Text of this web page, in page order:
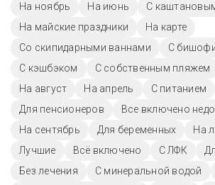
На ноябрь
На июнь
С
На майские праздники
На карте
Со скипидарными ваннами
С
С кэшбэком
С собственным пляжем
На август
На апрель С питанием
Для пенсионеров
Все включено
На сентябрь
Для беременных На
Лучшие
Всё включено С ЛФК
Без лечения
С минеральной водой